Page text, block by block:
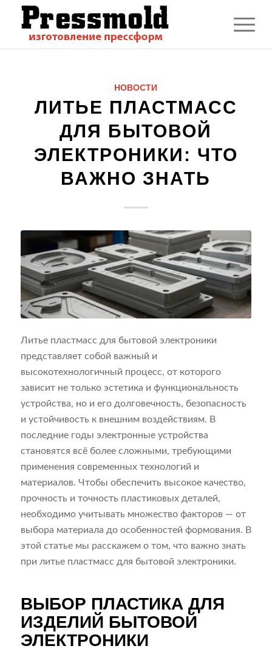
НОВОСТИ
ЛИТЬЕ ПЛАСТМАСС
ДЛЯ БЫТОВОЙ
ЭЛЕКТРОНИКИ: ЧТО
ВАЖНО ЗНАТЬ
Литье пластмасс для бытовой электроники
представляет собой важный и
высокотехнологичный процесс, от которого
зависит не только эстетика и функциональность
устройства, но и его долговечность, безопасность
и устойчивость к внешним воздействиям. В
последние годы электронные устройства
становятся всё более сложными, требующими
применения современных технологий и
материалов. Чтобы обеспечить высокое качество,
прочность и точность пластиковых деталей,
необходимо учитывать множество факторов — от
выбора материала до особенностей формования. В
этой статье мы расскажем о том, что важно знать
при литье пластмасс для бытовой электроники.
ВЫБОР ПЛАСТИКА ДЛЯ
ИЗДЕЛИЙ БЫТОВОЙ
ЭЛЕКТРОНИКИ